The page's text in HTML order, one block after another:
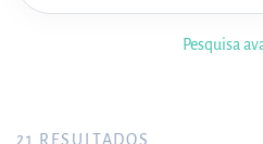
Pesquisa
21 RESULTADOS